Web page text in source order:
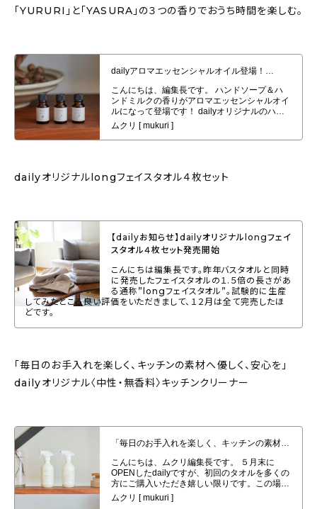
「YURURI」と「YASURA」の３つの香りでおうち時間を楽しむ。
dailyアロマエッセンシャルオイル登場！「KIRARI」「YURURI」と
「YASURA」の３つの香りでおうち時間を楽しむ。
dailyオリジナルlongフェイスタオル４枚セット
【dailyお知らせ】dailyオリジナルlongフェイ
スタオル４枚セット発売開始
こんにちは編集長です。昨年バスタオルと同時
に発売したフェイスタオルの１.５倍の長さがあ
る通称”longフェイスタオル”。試験的に生産
してみたところ良い評価をいただきまして、１２月は全て完売したほ
どです。
「毎日のお手入れを楽しく、キッチンの素材へ優しく、安心を」
dailyオリジナル〈中性・無香料〉キッチンクリーナー
「毎日のお手入れを楽しく、キッチンの素材へ優しく、安心を」dailyオリジナ
ル〈中性・無香料〉キッチンクリーナー